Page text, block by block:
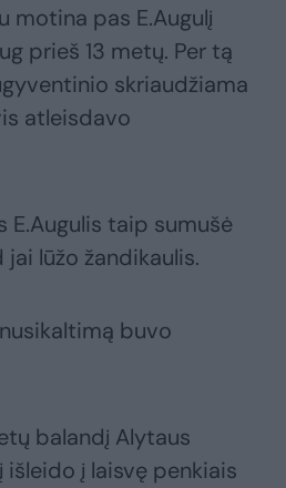
motina pas E.Augulį
prieš 13 metų. Per tą
skriaudžiama
atleisdavo
E.Augulis taip sumušė
jai lūžo žandikaulis.
buvo
balandį Alytaus
į laisvę penkiais